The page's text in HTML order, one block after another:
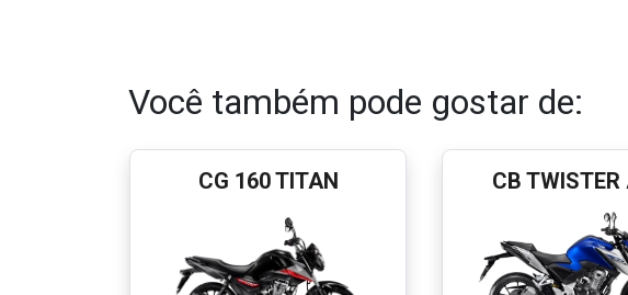
Você também pode gostar de:
CG 160 TITAN CB TWISTER